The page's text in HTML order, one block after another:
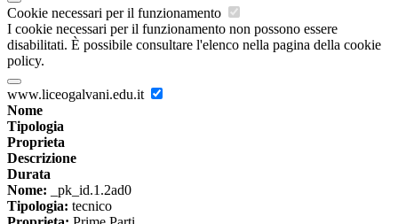
Cookie necessari per il funzionamento
I cookie necessari per il funzionamento non possono essere
disabilitati. È possibile consultare l'elenco nella pagina della cookie
policy.
www.liceogalvani.edu.it
Nome
Tipologia
Proprieta
Descrizione
Durata
Nome: _pk_id.1.2ad0
Tipologia: tecnico